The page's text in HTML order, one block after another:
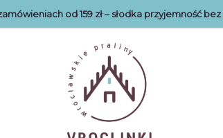
od 159 zł – słodka przyjemność